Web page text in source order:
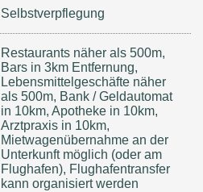
Selbstverpflegung
Restaurants näher als 500m,
Bars in 3km Entfernung,
Lebensmittelgeschäfte näher
als 500m, Bank / Geldautomat
in 10km, Apotheke in 10km,
Arztpraxis in 10km,
Mietwagenübernahme an der
Unterkunft möglich (oder am
Flughafen), Flughafentransfer
kann organisiert werden